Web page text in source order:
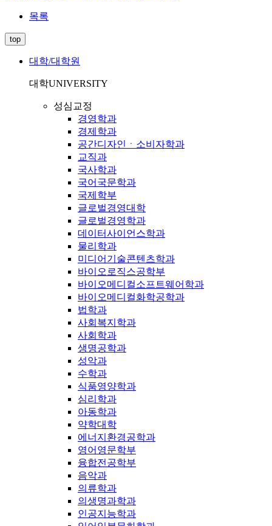
목록
top
대학/대학원
대학UNIVERSITY
성심교정
경영학과
경제학과
공간디자인ㆍ소비자학과
교직과
국사학과
국어국문학과
국제학부
글로벌경영대학
글로벌경영학과
데이터사이언스학과
물리학과
미디어기술콘텐츠학과
바이오로직스공학부
바이오메디컬소프트웨어학과
바이오메디컬화학공학과
법학과
사회복지학과
사회학과
생명공학과
성악과
수학과
식품영양학과
심리학과
아동학과
약학대학
에너지환경공학과
영어영문학부
융합전공학부
음악과
의류학과
의생명과학과
인공지능학과